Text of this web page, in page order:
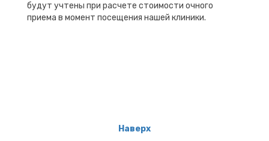
будут учтены при расчете стоимости очного
приема в момент посещения нашей клиники.
Наверх